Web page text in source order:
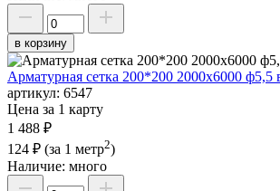
в корзину
Арматурная сетка 200*200 2000х6000 ф5,5
артикул: 6547
Цена за 1 карту
1 488 ₽
124 ₽ (за 1 метр2)
Наличие: много